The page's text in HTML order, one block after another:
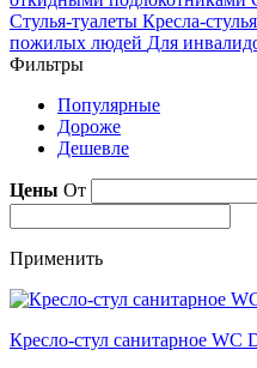
Стулья-туалеты Кресла-
пожилых людей Для
Фильтры
Популярные
Дороже
Дешевле
Цены От
Применить
Кресло-стул санитарное WC